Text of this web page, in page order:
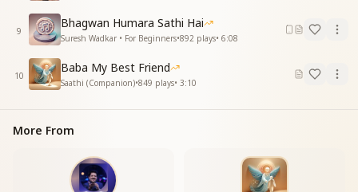
9
Bhagwan Humara Sathi Hai
Suresh Wadkar • For Beginners•892 plays• 6:08
10
Baba My Best Friend
Saathi (Companion)•849 plays• 3:10
More From